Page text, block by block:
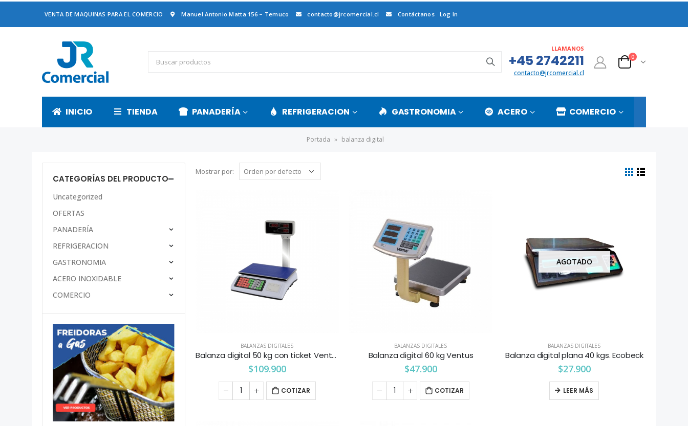
VENTA DE MAQUINAS PARA EL COMERCIO Manuel Antonio Matta 156 – Temuco contacto@jrcomercial.cl Contáctanos Log In
LLAMANOS
+45 2742211
contacto@jrcomercial.cl
0
INICIO TIENDA PANADERÍA REFRIGERACION GASTRONOMIA ACERO COMERCIO
Portada » balanza digital
Mostrar por:
BALANZAS DIGITALES
Balanza digital 50 kg con ticket Ventus
$109.900
COTIZAR
BALANZAS DIGITALES
Balanza digital 60 kg Ventus
$47.900
COTIZAR
AGOTADO
BALANZAS DIGITALES
Balanza digital plana 40 kgs. Ecobeck
$27.900
LEER MÁS
CATEGORÍAS DEL PRODUCTO
Uncategorized
OFERTAS
PANADERÍA
REFRIGERACION
GASTRONOMIA
ACERO INOXIDABLE
COMERCIO